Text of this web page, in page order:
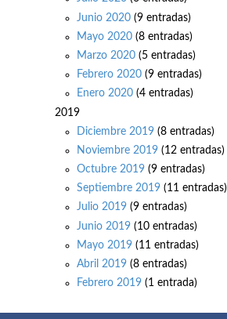
Junio 2020 (9 entradas)
Mayo 2020 (8 entradas)
Marzo 2020 (5 entradas)
Febrero 2020 (9 entradas)
Enero 2020 (4 entradas)
2019
Diciembre 2019 (8 entradas)
Noviembre 2019 (12 entradas)
Octubre 2019 (9 entradas)
Septiembre 2019 (11 entradas)
Julio 2019 (9 entradas)
Junio 2019 (10 entradas)
Mayo 2019 (11 entradas)
Abril 2019 (8 entradas)
Febrero 2019 (1 entrada)